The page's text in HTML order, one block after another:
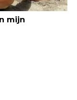
mijn